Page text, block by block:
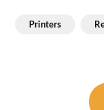
Printers